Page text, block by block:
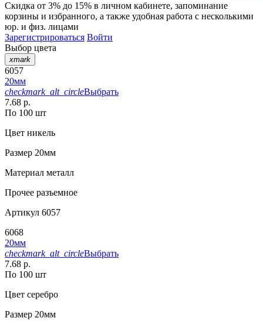
Скидка от 3% до 15% в личном кабинете, запоминание
корзины и избранного, а также удобная работа с несколькими
юр. и физ. лицами
Зарегистрироваться Войти
Выбор цвета
xmark
6057
20мм
checkmark_alt_circleВыбрать
7.68 р.
По 100 шт
Цвет никель
Размер 20мм
Материал металл
Прочее разъемное
Артикул 6057
6068
20мм
checkmark_alt_circleВыбрать
7.68 р.
По 100 шт
Цвет серебро
Размер 20мм